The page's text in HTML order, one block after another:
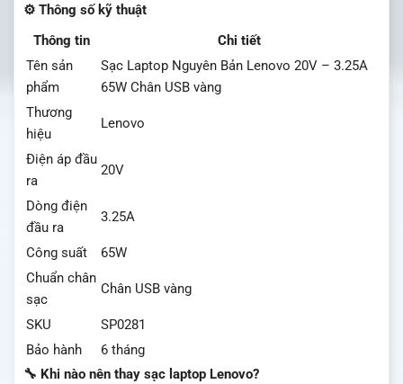
⚙️ Thông số kỹ thuật
Thông tin
Chi tiết
Tên sản
phẩm
Sạc Laptop Nguyên Bản Lenovo 20V – 3.25A
65W Chân USB vàng
Thương
hiệu
Lenovo
Điện áp đầu
ra
20V
Dòng điện
đầu ra
3.25A
Công suất
65W
Chuẩn chân
sạc
Chân USB vàng
SKU
SP0281
Bảo hành
6 tháng
🔧 Khi nào nên thay sạc laptop Lenovo?